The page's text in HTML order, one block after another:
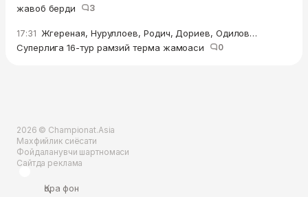
жавоб берди
3
17:31 Жгереная, Нуруллоев, Родич, Дориев, Одилов…
Суперлига 16-тур рамзий терма жамоаси
0
2026 © Championat.Asia
Махфийлик сиёсати
Фойдаланувчи шартномаси
Сайтда реклама
Қора фон